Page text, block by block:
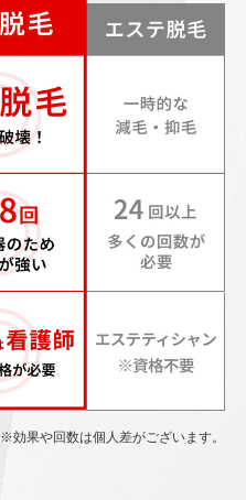
※効果や回数は個人差がございます。